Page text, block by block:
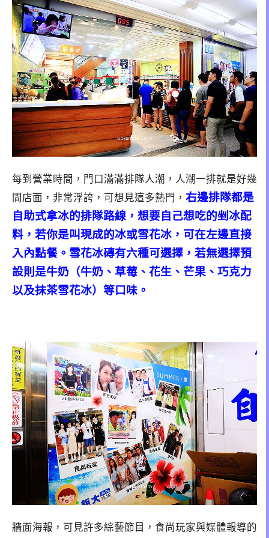
每到營業時間，門口滿滿排隊人潮，人潮一排就是好幾
間店面，非常浮誇，可想見這多熱門， 右邊排隊都是
自助式拿冰的排隊路線，想要自己想吃的剉冰配
料，若你是叫現成的冰或雪花冰，可在左邊直接
入內點餐。雪花冰磚有六種可選擇，若無選擇預
設則是牛奶（牛奶、草莓、花生、芒果、巧克力
以及抹茶雪花冰）等口味。
牆面海報，可見許多綜藝節目，食尚玩家與媒體報導的